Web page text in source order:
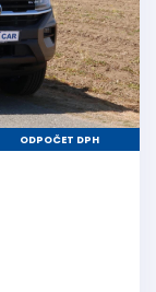
ODPOČET DPH